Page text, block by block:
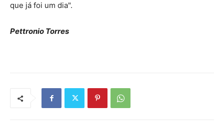
que já foi um dia".
Pettronio Torres